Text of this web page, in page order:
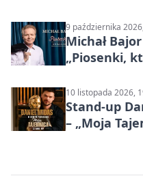
9 października
Michał
„Piosenki,
10 listopada 2026,
Stand-up
– „Moja